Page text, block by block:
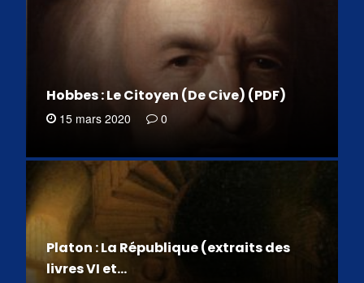
Hobbes : Le Citoyen (De Cive) (PDF)
15 mars 2020 0
Platon : La République (extraits des
livres VI et…